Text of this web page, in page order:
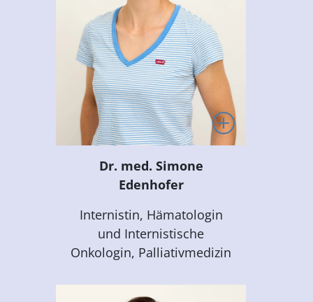
Dr. med. Simone
Edenhofer
Internistin, Hämatologin
und Internistische
Onkologin, Palliativmedizin